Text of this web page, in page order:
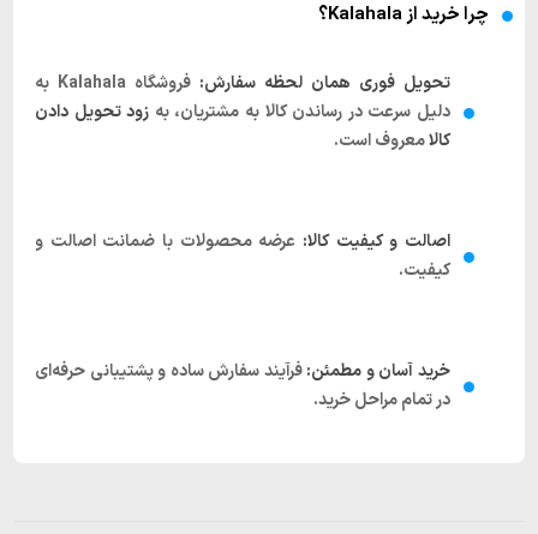
چرا خرید از Kalahala؟
تحویل فوری همان لحظه سفارش: فروشگاه Kalahala به
دلیل سرعت در رساندن کالا به مشتریان، به زود تحویل دادن
کالامعروف است.
اصالت و کیفیت کالا: عرضه محصولات با ضمانت اصالت و
کیفیت.
خرید آسان و مطمئن:فرآیند سفارش ساده و پشتیبانی حرفه‌ای
در تمام مراحل خرید.